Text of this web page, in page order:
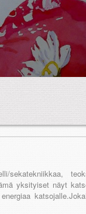
sekatekniikkaa,
yksityiset näyt